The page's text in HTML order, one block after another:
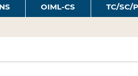
OIML-CS TC/SC/